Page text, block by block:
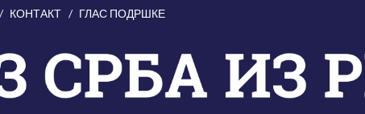
КОНТАКТ ГЛАС ПОДРШКЕ